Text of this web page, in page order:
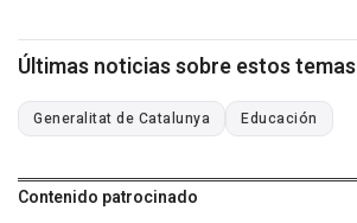
Últimas noticias sobre estos temas
Generalitat de Catalunya Educación
Contenido patrocinado